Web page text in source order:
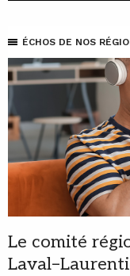
ÉCHOS DE NOS
Le comité